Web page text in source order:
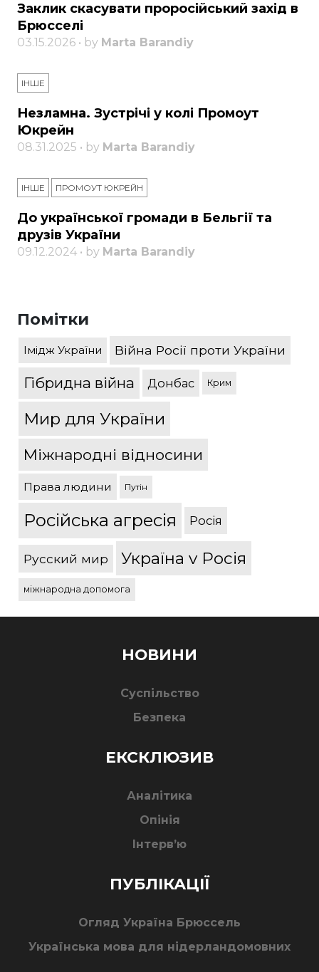
Заклик скасувати проросійський захід в
Брюсселі
03.15.2026 • by Marta Barandiy
ІНШЕ
Незламна. Зустрічі у колі Промоут
Юкрейн
08.31.2025 • by Marta Barandiy
ІНШЕ ПРОМОУТ ЮКРЕЙН
До української громади в Бельгії та
друзів України
09.12.2024 • by Marta Barandiy
Помітки
Імідж України Війна Росії проти України
Гібридна війна Донбас Крим
Мир для України
Міжнародні відносини
Права людини Путін
Російська агресія Росія
Русский мир Україна v Росія
міжнародна допомога
НОВИНИ
Суспільство
Безпека
ЕКСКЛЮЗИВ
Аналітика
Опінія
Інтерв’ю
ПУБЛІКАЦІЇ
Огляд Україна Брюссель
Українська мова для нідерландомовних